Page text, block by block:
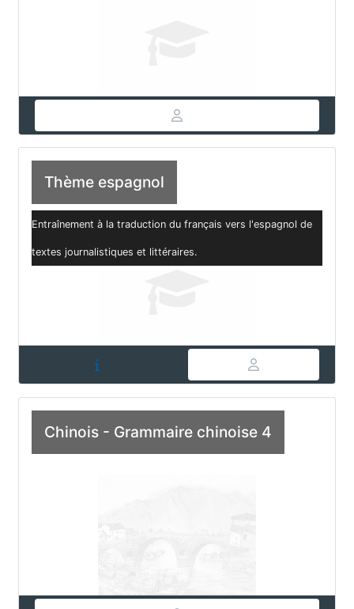
Thème espagnol
Entraînement à la traduction du français vers l'espagnol de
textes journalistiques et littéraires.
Chinois - Grammaire chinoise 4